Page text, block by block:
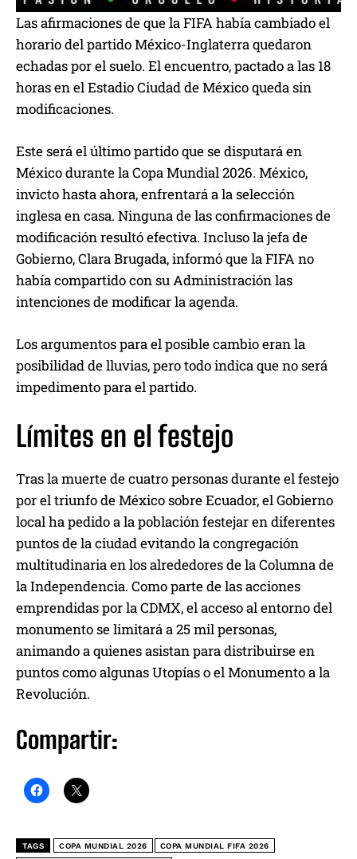
Las afirmaciones de que la FIFA había cambiado el
horario del partido México-Inglaterra quedaron
echadas por el suelo. El encuentro, pactado a las 18
horas en el Estadio Ciudad de México queda sin
modificaciones.
Este será el último partido que se disputará en
México durante la Copa Mundial 2026. México,
invicto hasta ahora, enfrentará a la selección
inglesa en casa. Ninguna de las confirmaciones de
modificación resultó efectiva. Incluso la jefa de
Gobierno, Clara Brugada, informó que la FIFA no
había compartido con su Administración las
intenciones de modificar la agenda.
Los argumentos para el posible cambio eran la
posibilidad de lluvias, pero todo indica que no será
impedimento para el partido.
Límites en el festejo
Tras la muerte de cuatro personas durante el festejo
por el triunfo de México sobre Ecuador, el Gobierno
local ha pedido a la población festejar en diferentes
puntos de la ciudad evitando la congregación
multitudinaria en los alrededores de la Columna de
la Independencia. Como parte de las acciones
emprendidas por la CDMX, el acceso al entorno del
monumento se limitará a 25 mil personas,
animando a quienes asistan para distribuirse en
puntos como algunas Utopías o el Monumento a la
Revolución.
Compartir:
TAGS COPA MUNDIAL 2026 COPA MUNDIAL FIFA 2026